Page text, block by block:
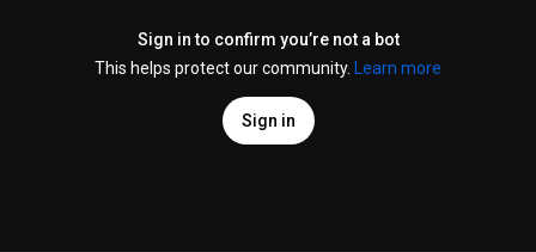
Sign in to confirm you’re not a bot
This helps protect our community.
Learn more
Sign in